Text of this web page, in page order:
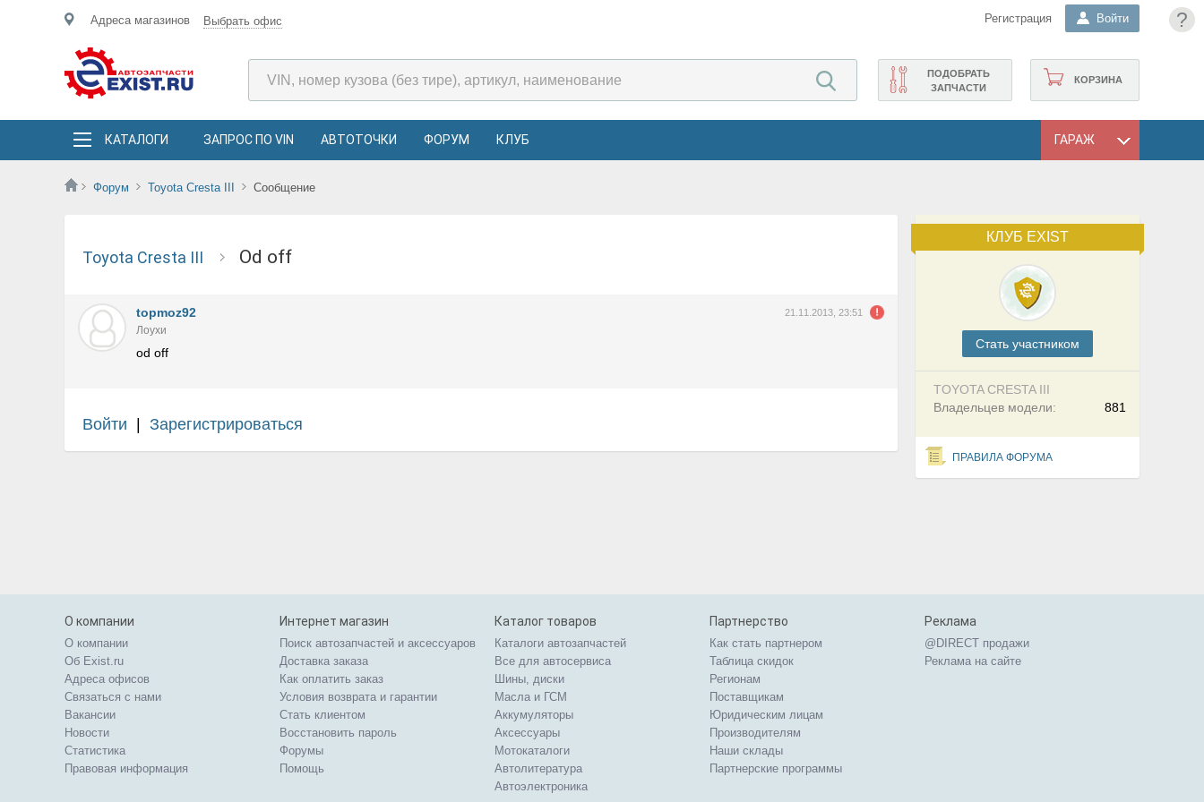
?
Адреса магазинов Выбрать офис Регистрация Войти
КОРЗИНА
ПОДОБРАТЬ
ЗАПЧАСТИ
КАТАЛОГИ ЗАПРОС ПО VIN АВТОТОЧКИ ФОРУМ КЛУБ ГАРАЖ
Форум Toyota Cresta III Сообщение
КЛУБ EXIST
Cтать участником
TOYOTA CRESTA III
881
Владельцев модели:
ПРАВИЛА ФОРУМА
Toyota Cresta III od off
topmoz92 21.11.2013, 23:51
Лоухи
od off
Войти Зарегистрироваться
О компании
О компании
Об Exist.ru
Адреса офисов
Связаться с нами
Вакансии
Новости
Статистика
Правовая информация
Интернет магазин
Поиск автозапчастей и аксессуаров
Доставка заказа
Как оплатить заказ
Условия возврата и гарантии
Стать клиентом
Восстановить пароль
Форумы
Помощь
Каталог товаров
Каталоги автозапчастей
Все для автосервиса
Шины, диски
Масла и ГСМ
Аккумуляторы
Аксессуары
Мотокаталоги
Автолитература
Автоэлектроника
Партнерство
Как стать партнером
Таблица скидок
Регионам
Поставщикам
Юридическим лицам
Производителям
Наши склады
Партнерские программы
Реклама
@DIRECT продажи
Реклама на сайте